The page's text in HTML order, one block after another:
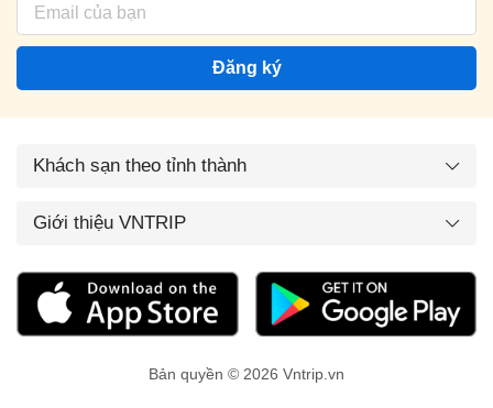
Đăng ký
Khách sạn theo tỉnh thành
Giới thiệu VNTRIP
Bản quyền © 2026 Vntrip.vn